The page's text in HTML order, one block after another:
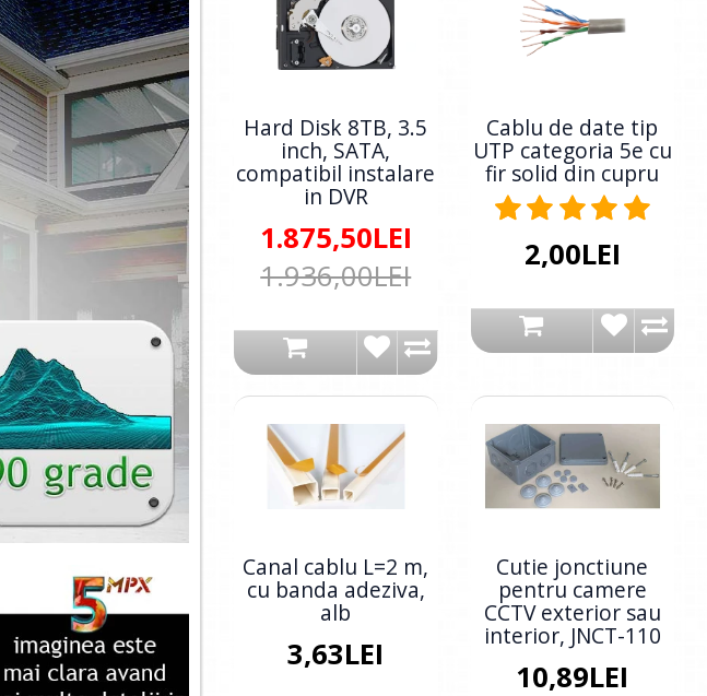
Hard Disk 8TB, 3.5
inch, SATA,
compatibil instalare
in DVR
1.875,50LEI
1.936,00LEI
Cablu de date tip
UTP categoria 5e cu
fir solid din cupru
2,00LEI
Canal cablu L=2 m,
cu banda adeziva,
alb
3,63LEI
Cutie jonctiune
pentru camere
CCTV exterior sau
interior, JNCT-110
10,89LEI